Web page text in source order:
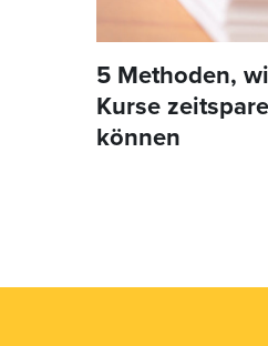
5 Methoden,
Kurse
können